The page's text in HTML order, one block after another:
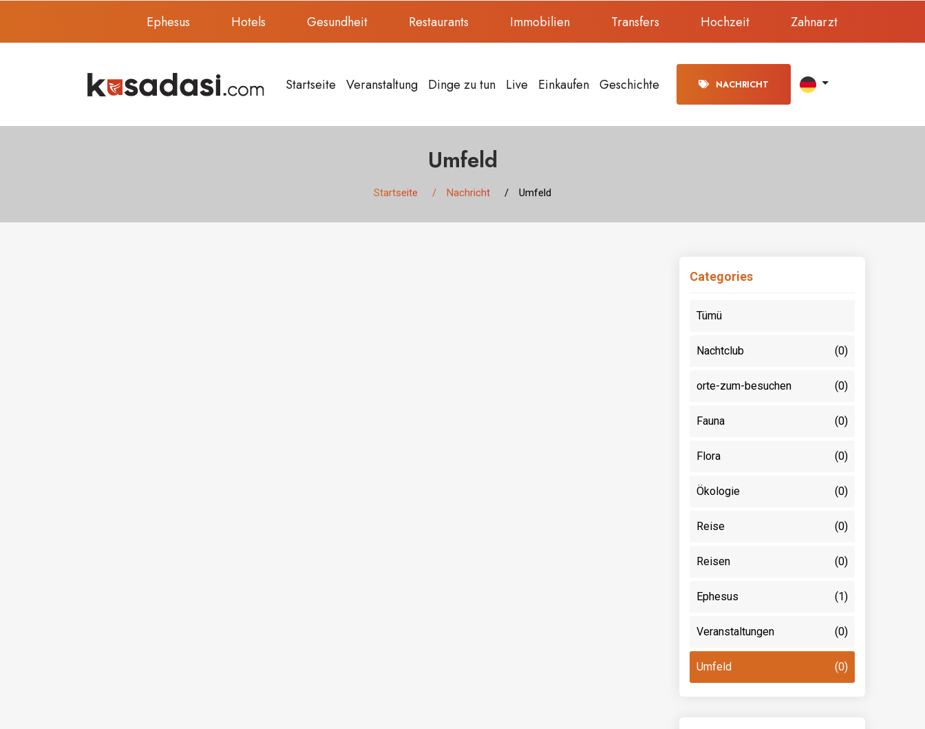
Ephesus Hotels Gesundheit Restaurants Immobilien Transfers Hochzeit Zahnarzt
Startseite Veranstaltung Dinge zu tun Live Einkaufen Geschichte NACHRICHT
Umfeld
Startseite Nachricht Umfeld
Categories
Tümü
Nachtclub (0)
orte-zum-besuchen (0)
Fauna (0)
Flora (0)
Ökologie (0)
Reise (0)
Reisen (0)
Ephesus (1)
Veranstaltungen (0)
Umfeld (0)